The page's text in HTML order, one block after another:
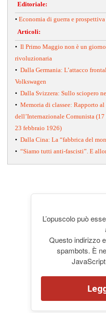
Editoriale:
• Economia di guerra e
Articoli:
• Il Primo Maggio non è un
rivoluzionaria
• Dalla Germania: L’attacco
Volkswagen
• Dalla Svizzera: Sullo sciopero
• Memoria di classee: Rapporto
dell’Internazionale Comunista
23 febbraio 1926)
• Dalla Cina: La “fabbrica del
• “Siamo tutti anti-fascisti”. E
L’opuscolo può
Questo indirizzo
spambots. È